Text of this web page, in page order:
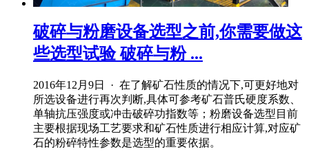
破碎与粉磨设备选型之前,你需要做这
些选型试验 破碎与粉 ...
2016年12月9日 · 在了解矿石性质的情况下,可更好地对
所选设备进行再次判断,具体可参考矿石普氏硬度系数、
单轴抗压强度或冲击破碎功指数等；粉磨设备选型目前
主要根据现场工艺要求和矿石性质进行相应计算,对应矿
石的粉碎特性参数是选型的重要依据。